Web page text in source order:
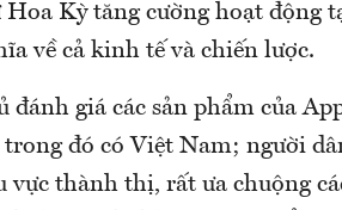
Hoa Kỳ tăng cường hoạt động
về cả kinh tế và chiến lược.
giá các sản phẩm của
đó có Việt Nam; người
vực thành thị, rất ưa chuộng